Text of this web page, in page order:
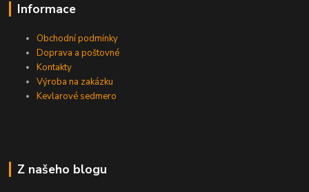
Informace
Obchodní podmínky
Doprava a poštovné
Kontakty
Výroba na zakázku
Kevlarové sedmero
Z našeho blogu